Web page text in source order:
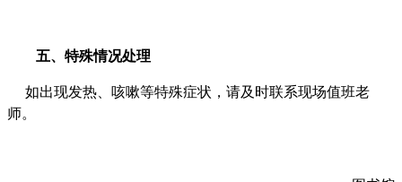
五、特殊情况处理
如出现发热、咳嗽等特殊症状，请及时联系现场值班老
师。